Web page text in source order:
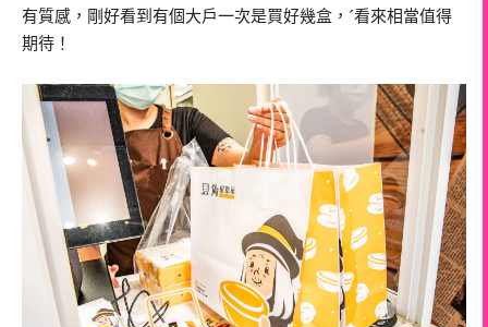
有質感，剛好看到有個大戶一次是買好幾盒，ˊ看來相當值得
期待！